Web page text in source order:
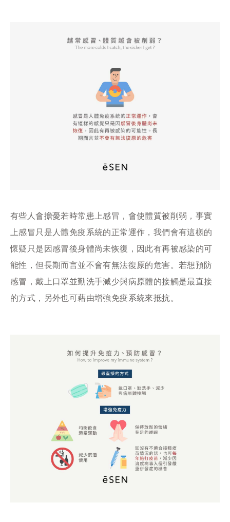
有些人會擔憂若時常患上感冒，會使體質被削弱，事實
上感冒只是人體免疫系統的正常運作，我們會有這樣的
懷疑只是因感冒後身體尚未恢復，因此有再被感染的可
能性，但長期而言並不會有無法復原的危害。若想預防
感冒，戴上口罩並勤洗手減少與病原體的接觸是最直接
的方式，另外也可藉由增強免疫系統來抵抗。